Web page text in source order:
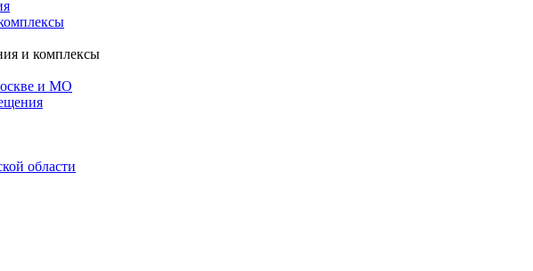
и комплексы
и МО
области